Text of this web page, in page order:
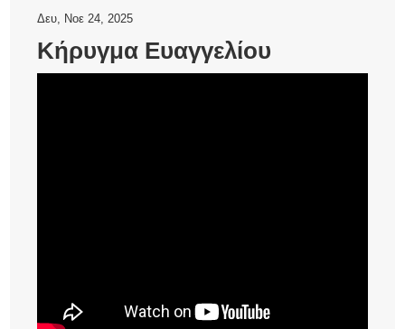
Δευ, Νοε 24, 2025
Κήρυγμα Ευαγγελίου